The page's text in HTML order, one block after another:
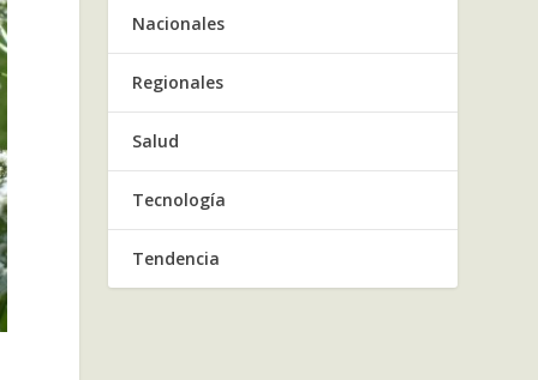
Nacionales
Regionales
Salud
Tecnología
Tendencia